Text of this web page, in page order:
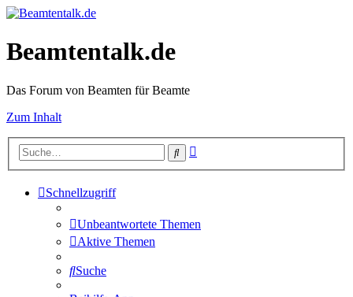
Beamtentalk.de
Das Forum von Beamten für Beamte
Zum Inhalt
Suche
Schnellzugriff
Unbeantwortete Themen
Aktive Themen
Suche